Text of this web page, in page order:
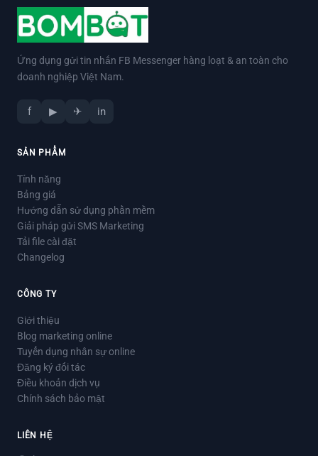
Ứng dụng gửi tin nhắn FB Messenger hàng loạt & an toàn cho
doanh nghiệp Việt Nam.
f ▶ ✈ in
SẢN PHẨM
Tính năng
Bảng giá
Hướng dẫn sử dụng phần mềm
Giải pháp gửi SMS Marketing
Tải file cài đặt
Changelog
CÔNG TY
Giới thiệu
Blog marketing online
Tuyển dụng nhân sự online
Đăng ký đối tác
Điều khoản dịch vụ
Chính sách bảo mật
LIÊN HỆ